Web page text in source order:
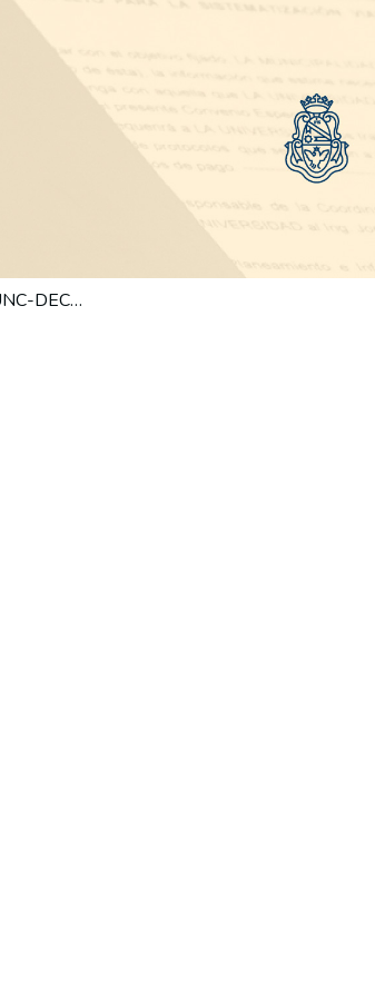
RD-2025-207-UNC-DEC#FD